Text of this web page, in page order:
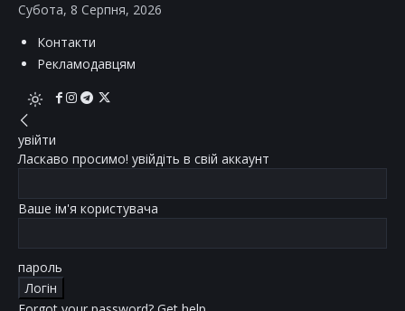
Субота, 8 Серпня, 2026
Контакти
Рекламодавцям
увійти
Ласкаво просимо! увійдіть в свій аккаунт
Ваше ім'я користувача
пароль